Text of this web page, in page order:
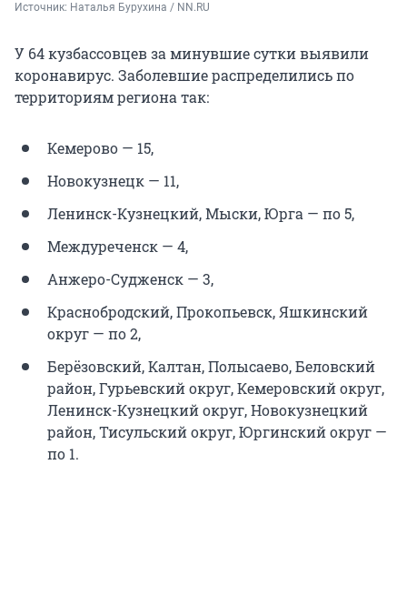
Источник: Наталья Бурухина / NN.RU
У 64 кузбассовцев за минувшие сутки выявили
коронавирус. Заболевшие распределились по
территориям региона так:
Кемерово — 15,
Новокузнецк — 11,
Ленинск-Кузнецкий, Мыски, Юрга — по 5,
Междуреченск — 4,
Анжеро-Судженск — 3,
Краснобродский, Прокопьевск, Яшкинский
округ — по 2,
Берёзовский, Калтан, Полысаево, Беловский
район, Гурьевский округ, Кемеровский округ,
Ленинск-Кузнецкий округ, Новокузнецкий
район, Тисульский округ, Юргинский округ —
по 1.